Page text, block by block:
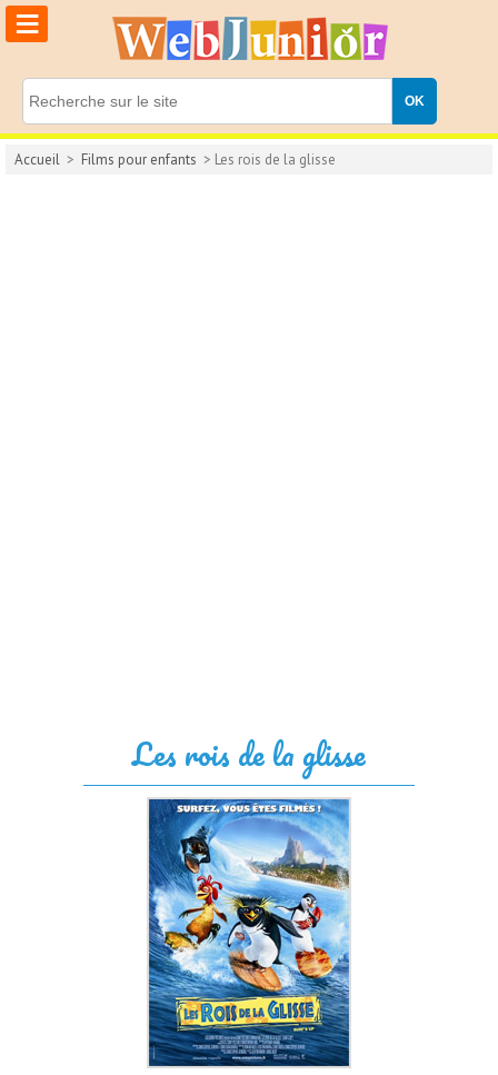
≡
Accueil > Films pour enfants > Les rois de la glisse
Les rois de la glisse